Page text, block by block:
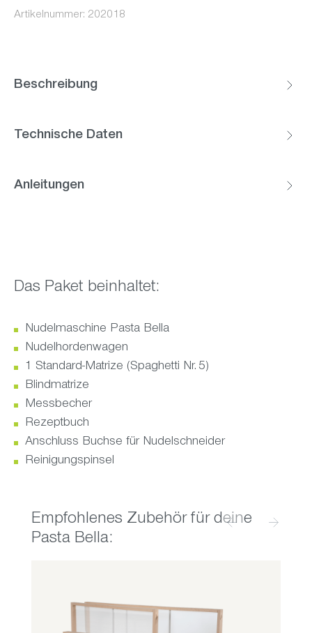
Artikelnummer: 202018
Beschreibung
Technische Daten
Anleitungen
Das Paket beinhaltet:
Nudelmaschine Pasta Bella
Nudelhordenwagen
1 Standard‑Matrize (Spaghetti Nr. 5)
Blindmatrize
Messbecher
Rezeptbuch
Anschluss Buchse für Nudelschneider
Reinigungspinsel
Produktgalerie überspringen
Empfohlenes Zubehör für deine
Pasta Bella: